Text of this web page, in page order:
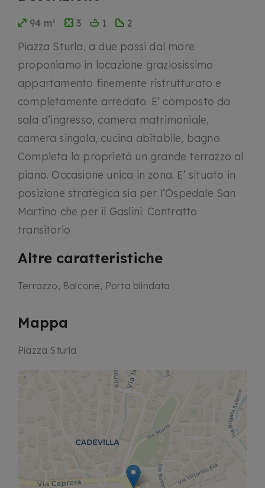
94 m² 3 1 2
Piazza Sturla, a due passi dal mare
proponiamo in locazione graziosissimo
appartamento finemente ristrutturato e
completamente arredato. E’ composto da
sala d’ingresso, camera matrimoniale,
camera singola, cucina abitabile, bagno.
Completa la proprietà un grande terrazzo al
piano. Occasione unica in zona. E’ situato in
posizione strategica sia per l’Ospedale San
Martino che per il Gaslini. Contratto
transitorio
Altre caratteristiche
Terrazzo, Balcone, Porta blindata
Mappa
Piazza Sturla